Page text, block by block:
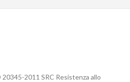
2011 SRC Resistenza allo